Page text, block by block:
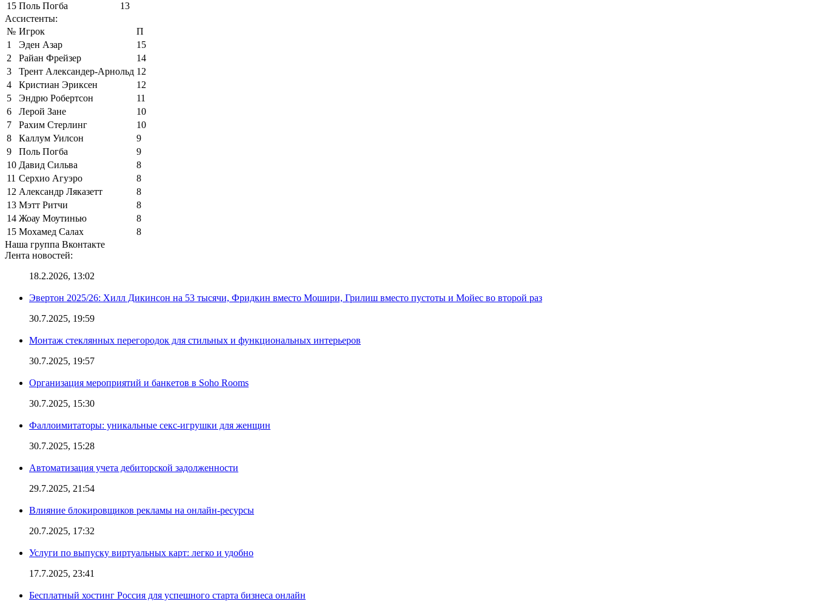
15 Поль Погба
13
Ассистенты:
№ Игрок
П
1
Эден Азар
15
2
Райан Фрейзер
14
3
Трент Александер-Арнольд 12
4
Кристиан Эриксен
12
5
Эндрю Робертсон
11
6
Лерой Зане
10
7
Рахим Стерлинг
10
8
Каллум Уилсон
9
9
Поль Погба
9
10 Давид Сильва
8
11 Серхио Агуэро
8
12 Александр Ляказетт
8
13 Мэтт Ритчи
8
14 Жоау Моутинью
8
15 Мохамед Салах
8
Наша группа Вконтакте
Лента новостей:
18.2.2026, 13:02
Эвертон 2025/26: Хилл Дикинсон на 53 тысячи, Фридкин вместо Мошири, Грилиш вместо пустоты и Мойес во второй раз
30.7.2025, 19:59
Монтаж стеклянных перегородок для стильных и функциональных интерьеров
30.7.2025, 19:57
Организация мероприятий и банкетов в Soho Rooms
30.7.2025, 15:30
Фаллоимитаторы: уникальные секс-игрушки для женщин
30.7.2025, 15:28
Автоматизация учета дебиторской задолженности
29.7.2025, 21:54
Влияние блокировщиков рекламы на онлайн-ресурсы
20.7.2025, 17:32
Услуги по выпуску виртуальных карт: легко и удобно
17.7.2025, 23:41
Бесплатный хостинг Россия для успешного старта бизнеса онлайн